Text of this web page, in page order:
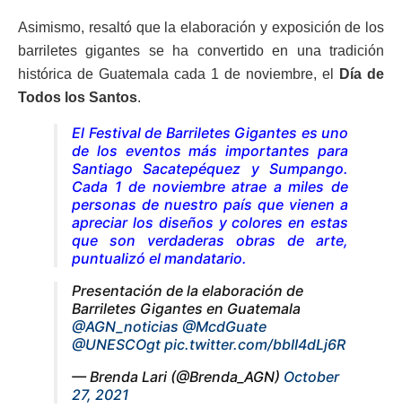
Asimismo, resaltó que la elaboración y exposición de los
barriletes gigantes se ha convertido en una tradición
histórica de Guatemala cada 1 de noviembre, el
Día de
Todos los Santos.
El Festival de Barriletes Gigantes es uno
de los eventos más importantes para
Santiago Sacatepéquez y Sumpango.
Cada 1 de noviembre atrae a miles de
personas de nuestro país que vienen a
apreciar los diseños y colores en estas
que son verdaderas obras de arte,
puntualizó el mandatario.
Presentación de la elaboración de
Barriletes Gigantes en Guatemala
@AGN_noticias @McdGuate
@UNESCOgt pic.twitter.com/bbII4dLj6R
— Brenda Lari (@Brenda_AGN) October
27, 2021